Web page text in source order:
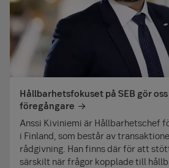
Hållbarhetsfokuset på SEB gör
föregångare
Anssi Kiviniemi är Hållbarhetschef
i Finland, som består av
rådgivning. Han finns där för att
särskilt när frågor kopplade till